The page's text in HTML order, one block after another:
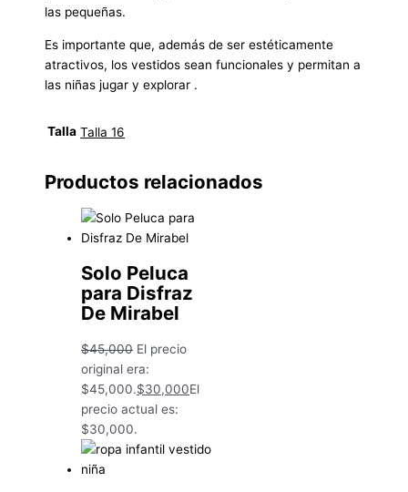
las pequeñas.
Es importante que, además de ser estéticamente
atractivos, los vestidos sean funcionales y permitan a
las niñas jugar y explorar .
Talla Talla 16
Productos relacionados
Solo Peluca
para Disfraz
De Mirabel
$45,000 El precio
original era:
$45,000.$30,000El
precio actual es:
$30,000.